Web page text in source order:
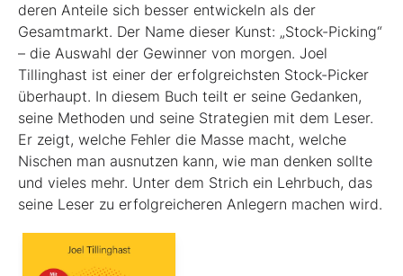
deren Anteile sich besser entwickeln als der
Gesamtmarkt. Der Name dieser Kunst: „Stock-Picking“
– die Auswahl der Gewinner von morgen. Joel
Tillinghast ist einer der erfolgreichsten Stock-Picker
überhaupt. In diesem Buch teilt er seine Gedanken,
seine Methoden und seine Strategien mit dem Leser.
Er zeigt, welche Fehler die Masse macht, welche
Nischen man ausnutzen kann, wie man denken sollte
und vieles mehr. Unter dem Strich ein Lehrbuch, das
seine Leser zu erfolgreicheren Anlegern machen wird.